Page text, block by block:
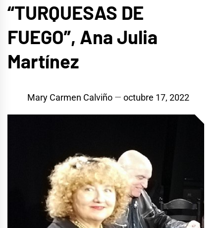
“TURQUESAS DE
FUEGO”, Ana Julia
Martínez
Mary Carmen Calviño octubre 17, 2022